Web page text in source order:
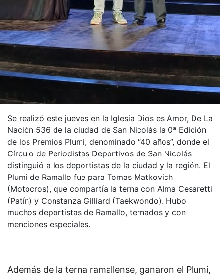
Se realizó este jueves en la Iglesia Dios es Amor, De La
Nación 536 de la ciudad de San Nicolás la 0ª Edición
de los Premios Plumi, denominado “40 años”, donde el
Círculo de Periodistas Deportivos de San Nicolás
distinguió a los deportistas de la ciudad y la región. El
Plumi de Ramallo fue para Tomas Matkovich
(Motocros), que compartía la terna con Alma Cesaretti
(Patín) y Constanza Gilliard (Taekwondo). Hubo
muchos deportistas de Ramallo, ternados y con
menciones especiales.
Además de la terna ramallense, ganaron el Plumi,